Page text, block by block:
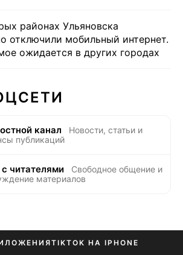
районах Ульяновска
отключили мобильный интернет.
ожидается в других городах
канал
Новости, статьи и
публикаций
читателями
Свободное общение и
материалов
TIKTOK НА IPHONE